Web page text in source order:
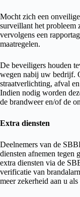
Mocht zich een
surveillant het probleem
vervolgens een
maatregelen.
De beveiligers houden
wegen nabij uw bedrijf.
straatverlichting, afval
Indien nodig worden
de brandweer en/of de
Extra diensten
Deelnemers van de
diensten afnemen tegen
extra diensten via de
verificatie van
meer zekerheid aan u